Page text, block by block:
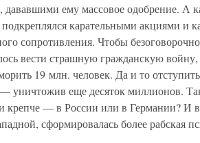
дававшими ему массовое одобрение. А
карательными акциями и
сопротивления. Чтобы
вести страшную гражданскую войну,
19 млн. человек. Да и то
уничтожив еще десяток миллионов.
крепче — в России или в Германии? И
сформировалась более рабская